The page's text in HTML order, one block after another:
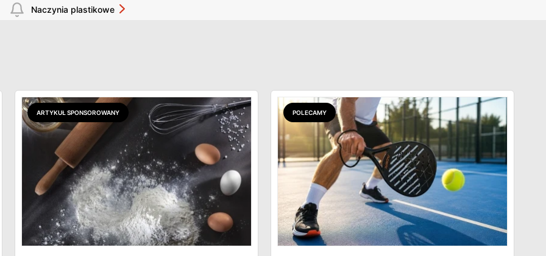
Naczynia plastikowe
ARTYKUŁ SPONSOROWANY POLECAMY